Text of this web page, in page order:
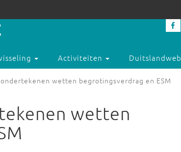
Activiteiten Duitslandweb
wetten begrotingsverdrag en ESM
wetten